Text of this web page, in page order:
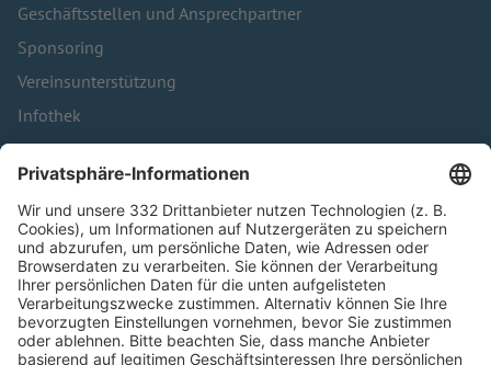
Geschäftsstellen und Ansprechpartner
Sponsoring
Vereinsunterstützung
Infothek
Kontakt
HÄUFIG BESUCHTE SEITEN
Pässe und Vereinswechsel
Trainerausbildung
Schulungsangebot Vereinsmitarbeiter
BFV-Geschäftsstellen